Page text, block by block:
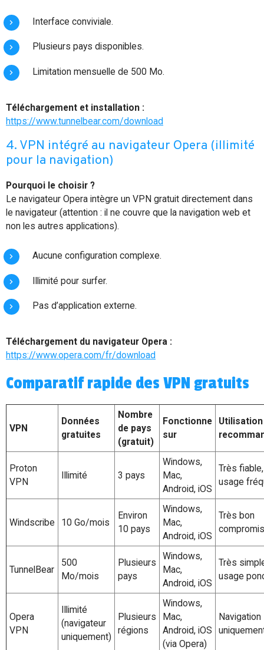
Interface conviviale.
Plusieurs pays disponibles.
Limitation mensuelle de 500 Mo.
Téléchargement et installation :
https://www.tunnelbear.com/download
4. VPN intégré au navigateur Opera (illimité
pour la navigation)
Pourquoi le choisir ?
Le navigateur Opera intègre un VPN gratuit directement dans
le navigateur (attention : il ne couvre que la navigation web et
non les autres applications).
Aucune configuration complexe.
Illimité pour surfer.
Pas d’application externe.
Téléchargement du navigateur Opera :
https://www.opera.com/fr/download
Comparatif rapide des VPN gratuits
VPN
Données
gratuites
Nombre
de pays
(gratuit)
Fonctionne
sur
Utilisation
Proton
VPN
Illimité 3 pays
Windows,
Mac,
Android, iOS
Très fiable,
usage
Windscribe 10 Go/mois
Environ
10 pays
Windows,
Mac,
Android, iOS
Très bon
compromis
TunnelBear
500
Mo/mois
Plusieurs
pays
Windows,
Mac,
Android, iOS
Très
usage
Opera
VPN
Illimité
(navigateur
uniquement)
Plusieurs
régions
Windows,
Mac,
Android, iOS
(via Opera)
Navigation